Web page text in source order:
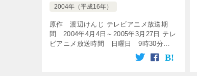
2004年（平成16年）
原作 渡辺けんじ テレビアニメ放送期
間 2004年4月4日～2005年3月27日 テレ
ビアニメ放送時間 日曜日 9時30分～
10時00分 放送局 フジテレビ系列 話
数 全50話 [tubepress output= […]